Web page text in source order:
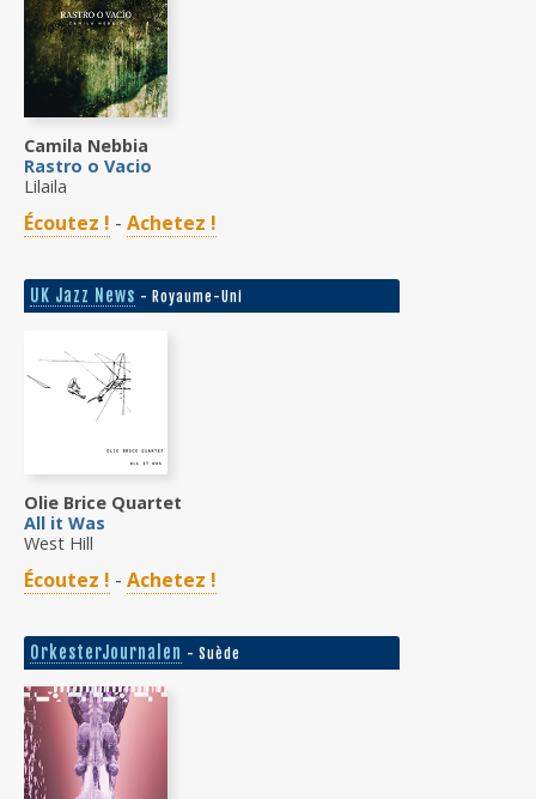
Camila Nebbia
Rastro o Vacio
Lilaila
Écoutez ! - Achetez !
UK Jazz News - Royaume-Uni
Olie Brice Quartet
All it Was
West Hill
Écoutez ! - Achetez !
OrkesterJournalen - Suède